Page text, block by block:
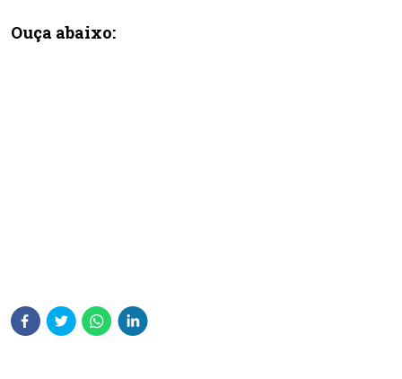
Ouça abaixo: